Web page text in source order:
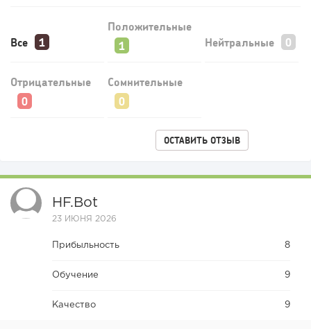
Все
Положительные
Нейтральные
Отрицательные Сомнительные
ОСТАВИТЬ ОТЗЫВ
HF.bot
23 ИЮНЯ 2026
Прибыльность 8
Обучение 9
Качество 9